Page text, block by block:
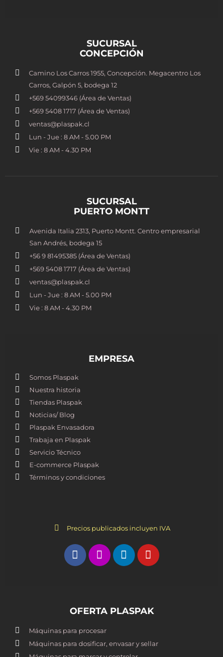
SUCURSAL
CONCEPCIÓN
Camino Los Carros 1955, Concepción. Megacentro Los
Carros, Galpón 5, bodega 12
+569 54099346 (Área de Ventas)
+569 5408 1717 (Área de Ventas)
ventas@plaspak.cl
Lun - Jue : 8 AM - 5.00 PM
Vie : 8 AM - 4.30 PM
SUCURSAL
PUERTO MONTT
Avenida Italia 2313, Puerto Montt. Centro empresarial
San Andrés, bodega 15
+56 9 81495385 (Área de Ventas)
+569 5408 1717 (Área de Ventas)
ventas@plaspak.cl
Lun - Jue : 8 AM - 5.00 PM
Vie : 8 AM - 4.30 PM
EMPRESA
Somos Plaspak
Nuestra historia
Tiendas Plaspak
Noticias/ Blog
Plaspak Envasadora
Trabaja en Plaspak
Servicio Técnico
E-commerce Plaspak
Términos y condiciones
Precios publicados incluyen IVA
OFERTA PLASPAK
Máquinas para procesar
Máquinas para dosificar, envasar y sellar